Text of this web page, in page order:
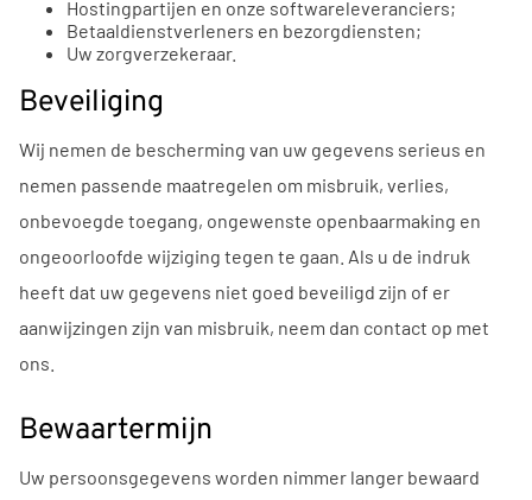
Hostingpartijen en onze softwareleveranciers;
Betaaldienstverleners en bezorgdiensten;
Uw zorgverzekeraar.
Beveiliging
Wij nemen de bescherming van uw gegevens serieus en
nemen passende maatregelen om misbruik, verlies,
onbevoegde toegang, ongewenste openbaarmaking en
ongeoorloofde wijziging tegen te gaan. Als u de indruk
heeft dat uw gegevens niet goed beveiligd zijn of er
aanwijzingen zijn van misbruik, neem dan contact op met
ons.
Bewaartermijn
Uw persoonsgegevens worden nimmer langer bewaard